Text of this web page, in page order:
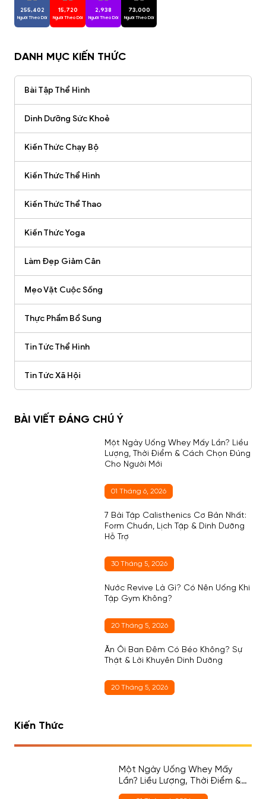
255,402
Người Theo Dõi
15,720
Người Theo Dõi
2,938
Người Theo Dõi
73,000
Người Theo Dõi
DANH MỤC KIẾN THỨC
Bài Tập Thể Hình
Dinh Dưỡng Sức Khoẻ
Kiến Thức Chạy Bộ
Kiến Thức Thể Hình
Kiến Thức Thể Thao
Kiến Thức Yoga
Làm Đẹp Giảm Cân
Mẹo Vặt Cuộc Sống
Thực Phẩm Bổ Sung
Tin Tức Thể Hình
Tin Tức Xã Hội
BÀI VIẾT ĐÁNG CHÚ Ý
Một Ngày Uống Whey Mấy Lần? Liều
Lượng, Thời Điểm & Cách Chọn Đúng
Cho Người Mới
01 Tháng 6, 2026
7 Bài Tập Calisthenics Cơ Bản Nhất:
Form Chuẩn, Lịch Tập & Dinh Dưỡng
Hỗ Trợ
30 Tháng 5, 2026
Nước Revive Là Gì? Có Nên Uống Khi
Tập Gym Không?
20 Tháng 5, 2026
Ăn Ổi Ban Đêm Có Béo Không? Sự
Thật & Lời Khuyên Dinh Dưỡng
20 Tháng 5, 2026
Kiến Thức
Một Ngày Uống Whey Mấy
Lần? Liều Lượng, Thời Điểm &
Cách Chọn Đúng Cho Người